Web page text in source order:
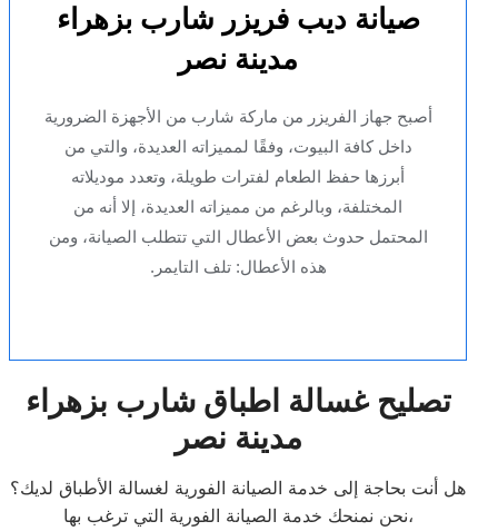
صيانة ديب فريزر شارب بزهراء
مدينة نصر
أصبح جهاز الفريزر من ماركة شارب من الأجهزة الضرورية
داخل كافة البيوت، وفقًا لمميزاته العديدة، والتي من
أبرزها حفظ الطعام لفترات طويلة، وتعدد موديلاته
المختلفة، وبالرغم من مميزاته العديدة، إلا أنه من
المحتمل حدوث بعض الأعطال التي تتطلب الصيانة، ومن
هذه الأعطال: تلف التايمر.
تصليح غسالة اطباق شارب بزهراء
مدينة نصر
هل أنت بحاجة إلى خدمة الصيانة الفورية لغسالة الأطباق لديك؟
نحن نمنحك خدمة الصيانة الفورية التي ترغب بها،